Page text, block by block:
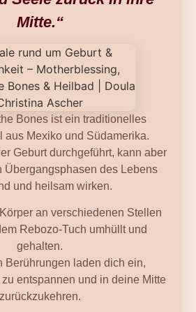
Mitte.“
Bones ist ein traditionelles
aus Mexiko und Südamerika.
Geburt durchgeführt, kann aber
Übergangsphasen des Lebens
und heilsam wirken.
an verschiedenen Stellen
Rebozo-Tuch umhüllt und
gehalten.
Berührungen laden dich ein,
entspannen und in deine Mitte
zurückzukehren.